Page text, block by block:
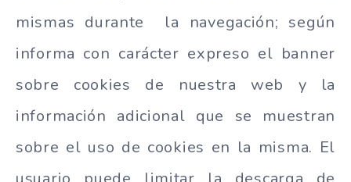
mismas durante la navegación; según
informa con carácter expreso el banner
sobre cookies de nuestra web y la
información adicional que se muestran
sobre el uso de cookies en la misma. El